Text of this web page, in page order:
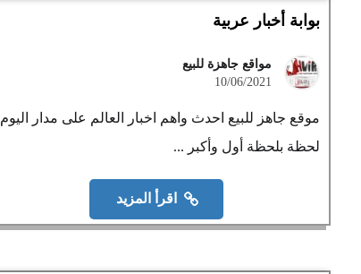
بوابة أخبار عربية
مواقع جاهزة للبيع
10/06/2021
موقع جاهز للبيع احدث واهم اخبار العالم على مدار اليوم
لحظة بلحظة أول وأكبر ...
اقرأ المزيد